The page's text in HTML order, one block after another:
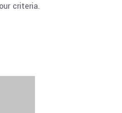
criteria.